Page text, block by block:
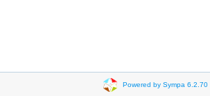
Powered by Sympa 6.2.70